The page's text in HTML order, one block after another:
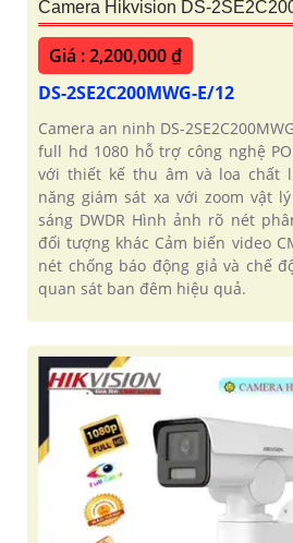
Camera Hikvision DS-
Giá : 2,200,000 ₫
DS-2SE2C200MWG-E/12
Camera an ninh DS-
full hd 1080 hỗ trợ công nghệ
với thiết kế thu âm và loa chất
năng giám sát xa với zoom vật
sáng DWDR Hình ảnh rõ nét
đối tượng khác Cảm biến video
nét chống báo động giả và chế
quan sát ban đêm hiệu quả.